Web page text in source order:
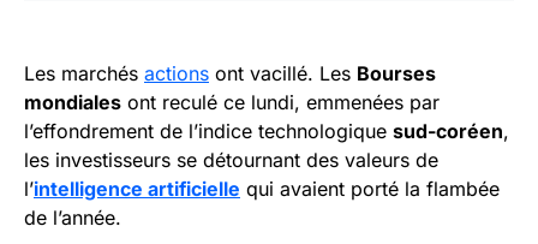
Les marchés actions ont vacillé. Les Bourses
mondiales ont reculé ce lundi, emmenées par
l’effondrement de l’indice technologique sud-coréen,
les investisseurs se détournant des valeurs de
l’intelligence artificielle qui avaient porté la flambée
de l’année.